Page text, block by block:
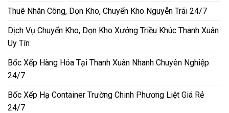
Thuê Nhân Công, Dọn Kho, Chuyển Kho Nguyễn Trãi 24/7
Dịch Vụ Chuyển Kho, Dọn Kho Xưởng Triều Khúc Thanh Xuân
Uy Tín
Bốc Xếp Hàng Hóa Tại Thanh Xuân Nhanh Chuyên Nghiệp
24/7
Bốc Xếp Hạ Container Trường Chinh Phương Liệt Giá Rẻ
24/7